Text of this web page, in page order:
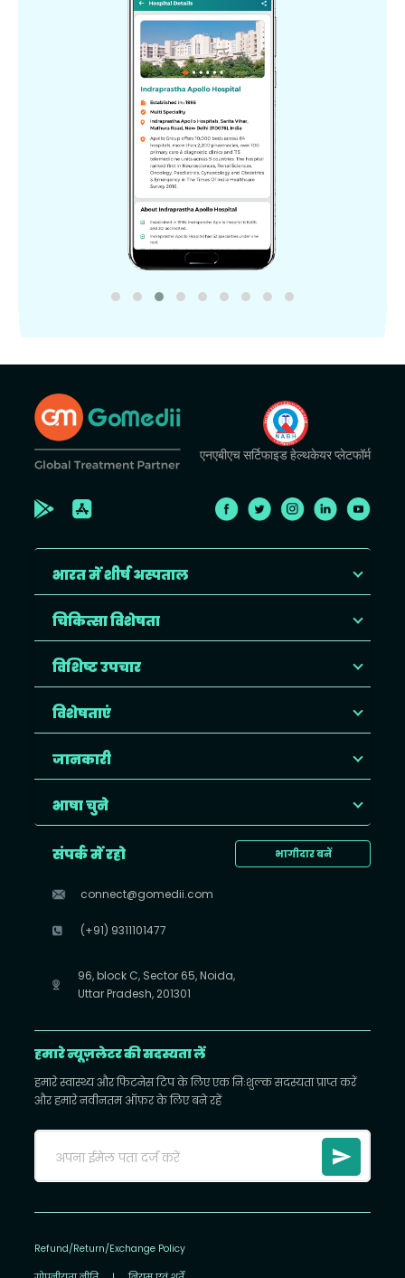
एनएबीएच सर्टिफाइड हेल्थकेयर प्लेटफॉर्म
भारत में शीर्ष अस्पताल
चिकित्सा विशेषता
विशिष्ट उपचार
विशेषताएं
जानकारी
भाषा चुने
भागीदार बनें
संपर्क में रहो
connect@gomedii.com
(+91) 9311101477
96, block C, Sector 65, Noida,
Uttar Pradesh, 201301
हमारे न्यूज़लेटर की सदस्यता लें
हमारे स्वास्थ्य और फिटनेस टिप के लिए एक निःशुल्क सदस्यता प्राप्त करें
और हमारे नवीनतम ऑफ़र के लिए बने रहें
Refund/Return/Exchange Policy